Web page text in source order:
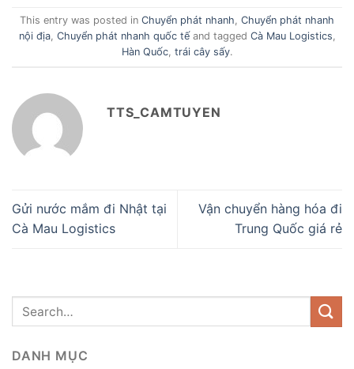
This entry was posted in Chuyển phát nhanh, Chuyển phát nhanh
nội địa, Chuyển phát nhanh quốc tếand tagged Cà Mau Logistics,
Hàn Quốc, trái cây sấy.
TTS_CAMTUYEN
Gửi nước mắm đi Nhật tại
Cà Mau Logistics
Vận chuyển hàng hóa đi
Trung Quốc giá rẻ
DANH MỤC